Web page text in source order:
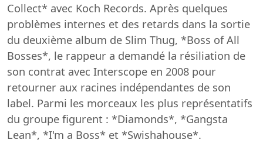
Collect* avec Koch Records. Après quelques
problèmes internes et des retards dans la sortie
du deuxième album de Slim Thug, *Boss of All
Bosses*, le rappeur a demandé la résiliation de
son contrat avec Interscope en 2008 pour
retourner aux racines indépendantes de son
label. Parmi les morceaux les plus représentatifs
du groupe figurent : *Diamonds*, *Gangsta
Lean*, *I'm a Boss* et *Swishahouse*.